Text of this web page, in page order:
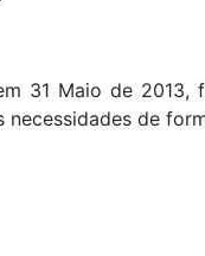
31 Maio de
de